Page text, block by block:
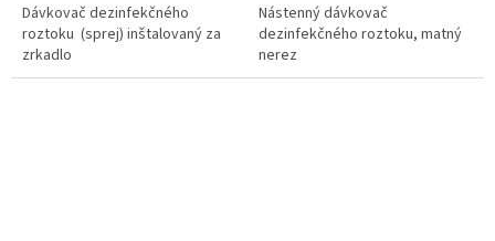
Dávkovač dezinfekčného
roztoku (sprej) inštalovaný za
zrkadlo
Nástenný dávkovač
dezinfekčného roztoku, matný
nerez